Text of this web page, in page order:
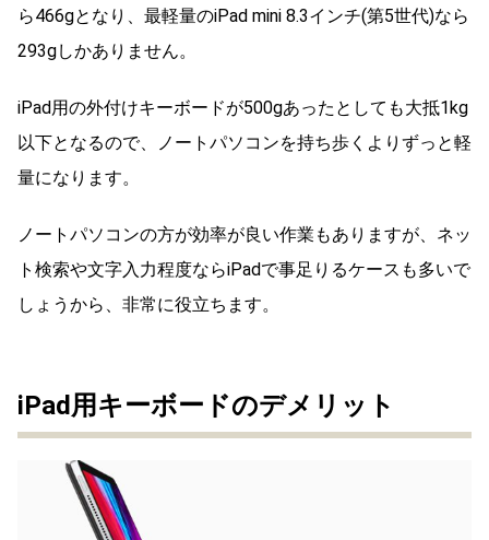
ら466gとなり、最軽量のiPad mini 8.3インチ(第5世代)なら
293gしかありません。
iPad用の外付けキーボードが500gあったとしても大抵1kg
以下となるので、ノートパソコンを持ち歩くよりずっと軽
量になります。
ノートパソコンの方が効率が良い作業もありますが、ネッ
ト検索や文字入力程度ならiPadで事足りるケースも多いで
しょうから、非常に役立ちます。
iPad用キーボードのデメリット